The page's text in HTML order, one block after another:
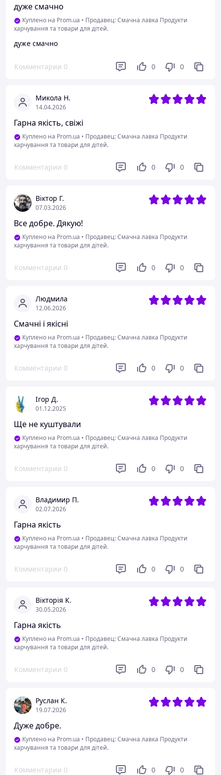
дуже смачно
Куплено на Prom.ua • Продавец: Смачна лавка Продукти
харчування та товари для дітей.
дуже смачно
Комментарии 0 0 0
Микола Н.
14.04.2026
Гарна якість, свіжі
Куплено на Prom.ua • Продавец: Смачна лавка Продукти
харчування та товари для дітей.
Комментарии 0 0 0
Віктор Г.
07.03.2026
Все добре. Дякую!
Куплено на Prom.ua • Продавец: Смачна лавка Продукти
харчування та товари для дітей.
Комментарии 0 0 0
Людмила
12.06.2026
Смачні і якісні
Куплено на Prom.ua • Продавец: Смачна лавка Продукти
харчування та товари для дітей.
Комментарии 0 0 0
Ігор Д.
01.12.2025
Ще не куштували
Куплено на Prom.ua • Продавец: Смачна лавка Продукти
харчування та товари для дітей.
Комментарии 0 0 0
Владимир П.
02.07.2026
Гарна якість
Куплено на Prom.ua • Продавец: Смачна лавка Продукти
харчування та товари для дітей.
Комментарии 0 0 0
Вікторія К.
30.05.2026
Гарна якість
Куплено на Prom.ua • Продавец: Смачна лавка Продукти
харчування та товари для дітей.
Комментарии 0 0 0
Руслан К.
19.07.2026
Дуже добре.
Куплено на Prom.ua • Продавец: Смачна лавка Продукти
харчування та товари для дітей.
Комментарии 0 0 0